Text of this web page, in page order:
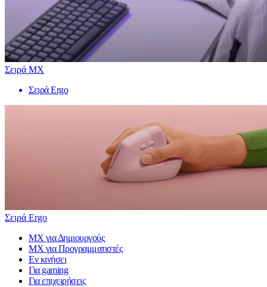
Σειρά MX
Σειρά Ergo
Σειρά Ergo
MX για Δημιουργούς
MX για Προγραμματιστές
Εν κινήσει
Για gaming
Για επιχειρήσεις